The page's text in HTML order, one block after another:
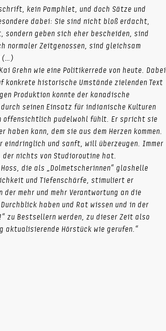
kein Pamphlet, und doch Sätze und
dabei: Sie sind nicht bloß erdacht,
geben sich eher bescheiden, sind
normaler Zeitgenossen, sind gleichsam
(…)
Grehn wie eine Politikerrede von heute. Dabei
historische Umstände zielenden Text
Produktion konnte der kanadische
seinen Einsatz für indianische Kulturen
offensichtlich pudelwohl fühlt. Er spricht sie
kann, dem sie aus dem Herzen kommen.
eindringlich und sanft, will überzeugen. Immer
der nichts von Studioroutine hat.
die als „Dolmetscherinnen“ glashelle
und Tiefenschärfe, stimuliert er
mehr und mehr Verantwortung an die
haben und Rat wissen und in der
zu Bestsellern werden, zu dieser Zeit also
aktualisierende Hörstück wie gerufen.“